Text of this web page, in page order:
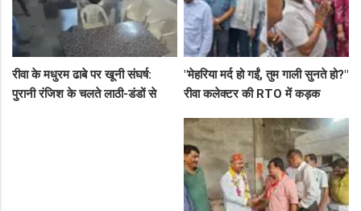
रीवा के मधुरम ढाबे पर खूनी संघर्ष:
पुरानी रंजिश के चलते लाठी-डंडों से
"मेहरिया मर्द हो गईं, तुम गाली सुनते हो?"
रीवा कलेक्टर की RTO में कड़क